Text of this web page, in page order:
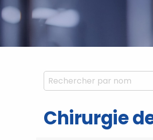
Chirurgie